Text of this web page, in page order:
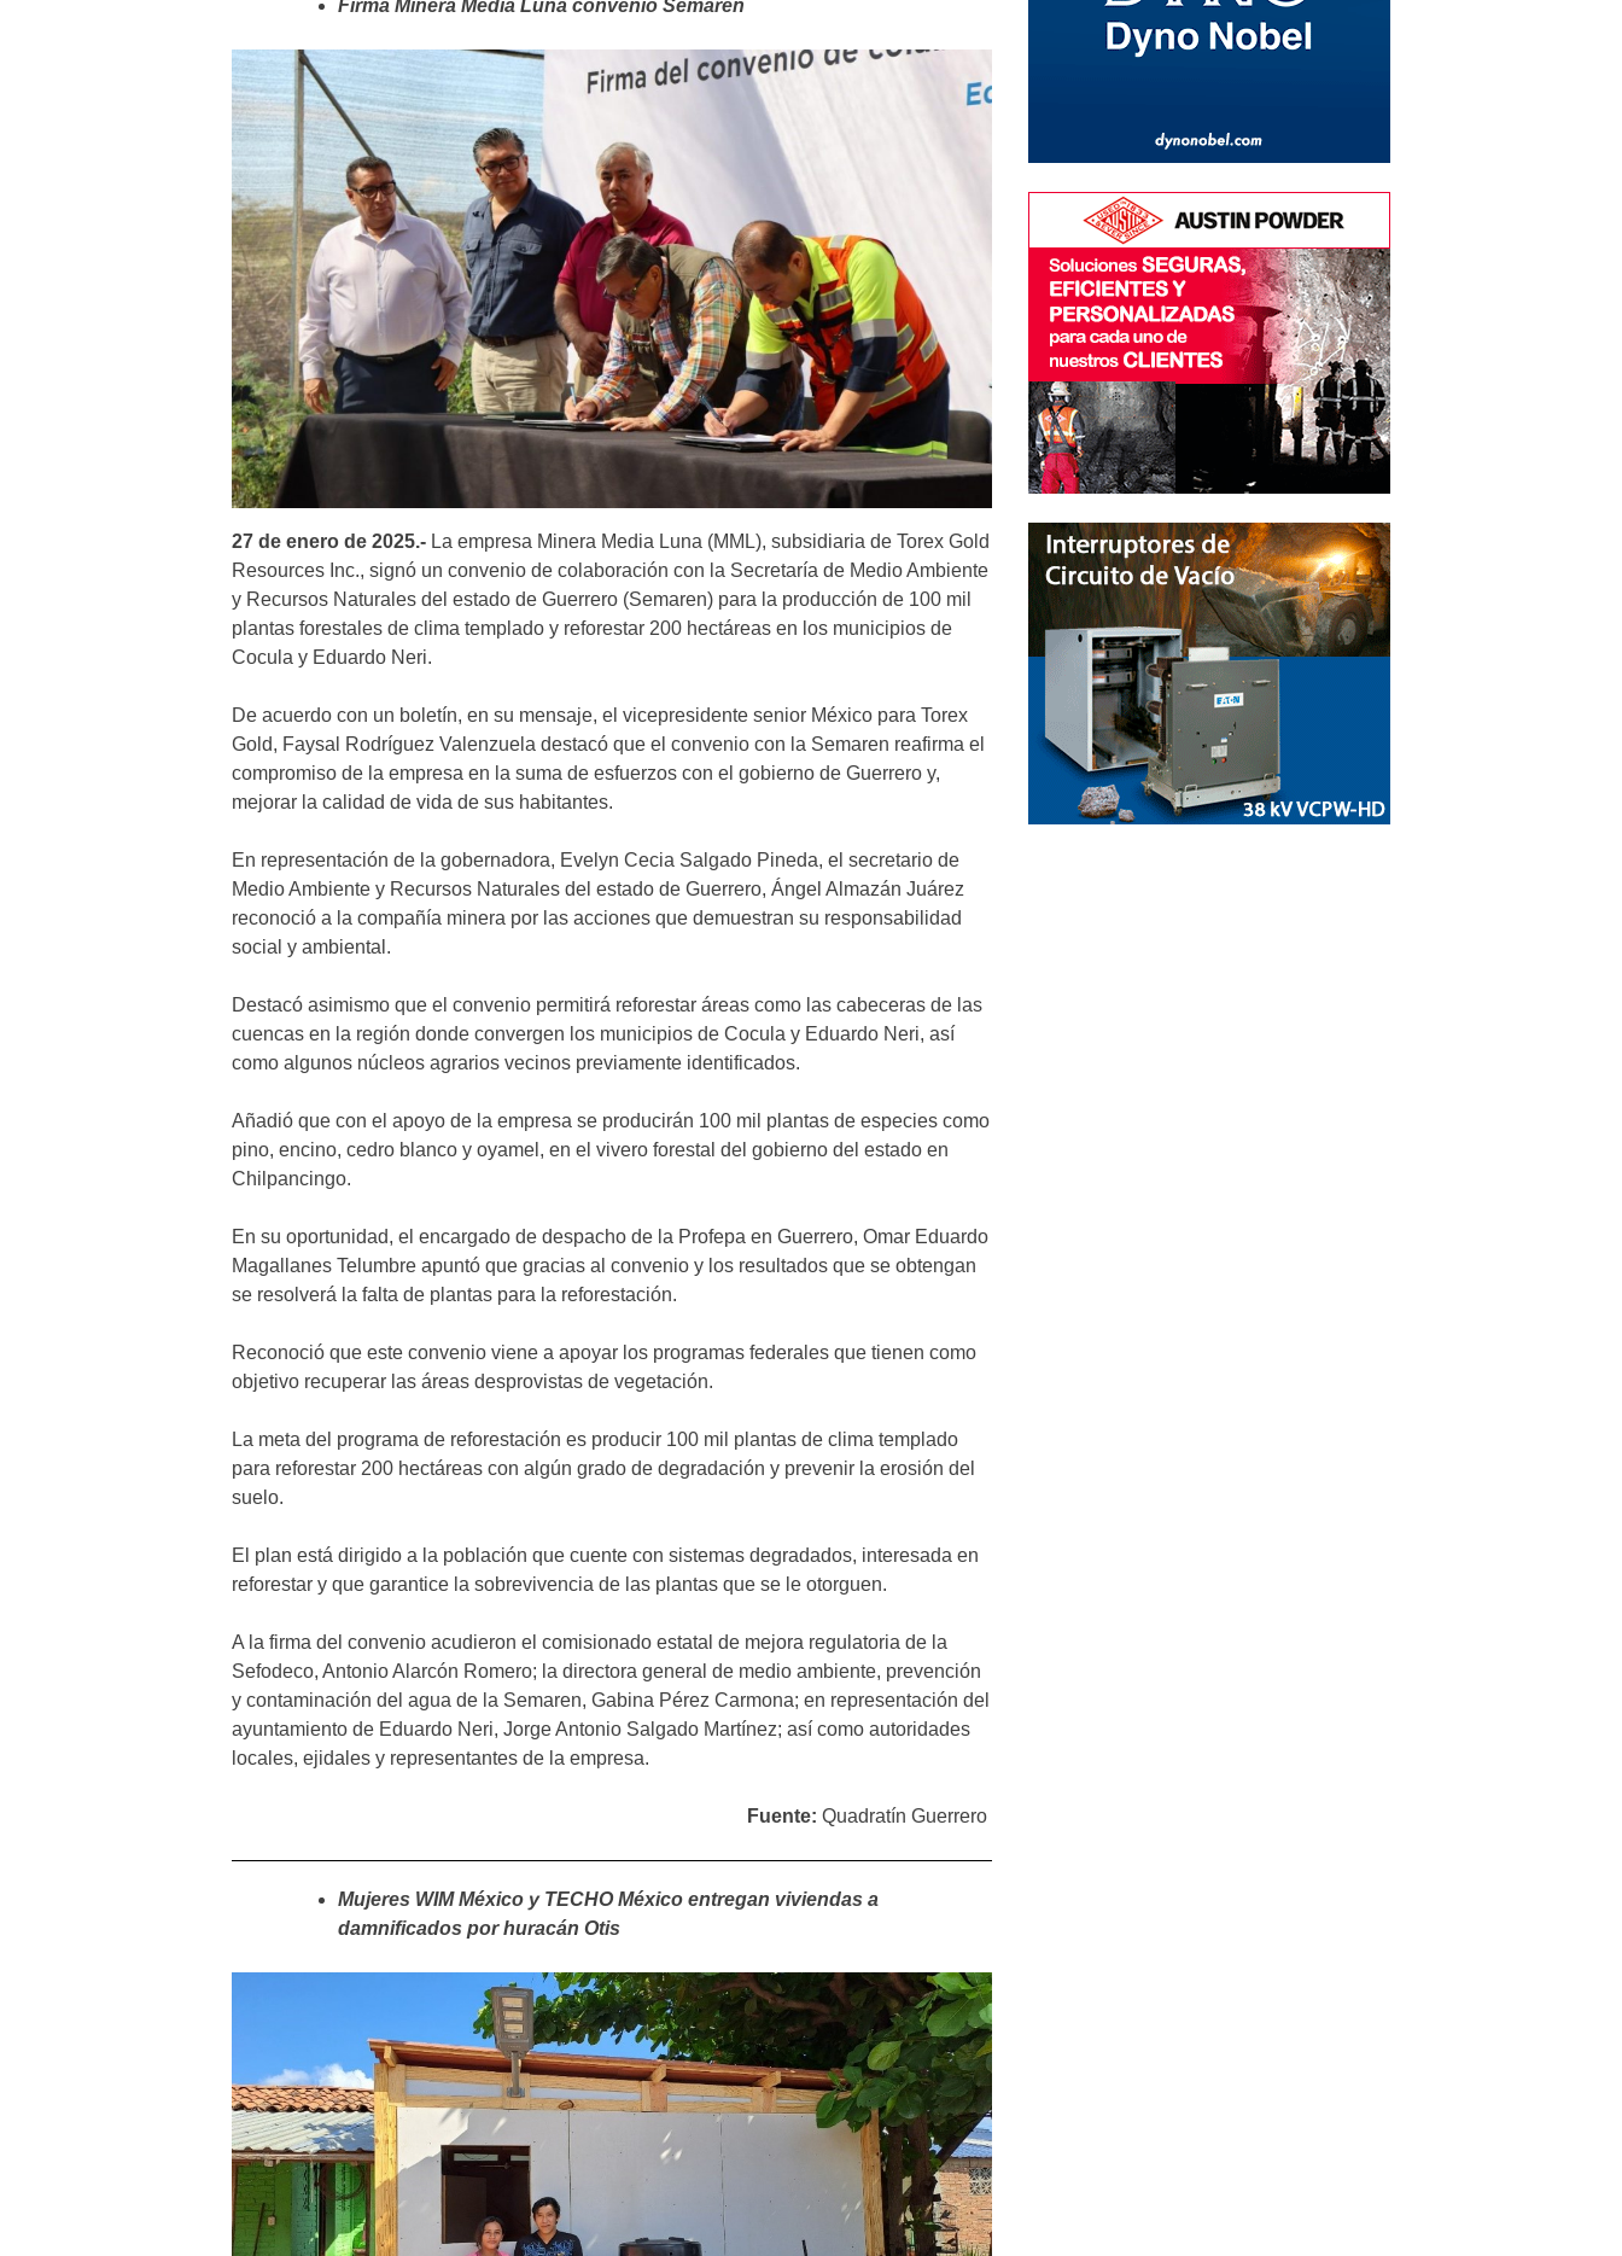
Firma Minera Media Luna convenio Semaren
27 de enero de 2025.- La empresa Minera Media Luna (MML), subsidiaria de Torex Gold
Resources Inc., signó un convenio de colaboración con la Secretaría de Medio Ambiente
y Recursos Naturales del estado de Guerrero (Semaren) para la producción de 100 mil
plantas forestales de clima templado y reforestar 200 hectáreas en los municipios de
Cocula y Eduardo Neri.
De acuerdo con un boletín, en su mensaje, el vicepresidente senior México para Torex
Gold, Faysal Rodríguez Valenzuela destacó que el convenio con la Semaren reafirma el
compromiso de la empresa en la suma de esfuerzos con el gobierno de Guerrero y,
mejorar la calidad de vida de sus habitantes.
En representación de la gobernadora, Evelyn Cecia Salgado Pineda, el secretario de
Medio Ambiente y Recursos Naturales del estado de Guerrero, Ángel Almazán Juárez
reconoció a la compañía minera por las acciones que demuestran su responsabilidad
social y ambiental.
Destacó asimismo que el convenio permitirá reforestar áreas como las cabeceras de las
cuencas en la región donde convergen los municipios de Cocula y Eduardo Neri, así
como algunos núcleos agrarios vecinos previamente identificados.
Añadió que con el apoyo de la empresa se producirán 100 mil plantas de especies como
pino, encino, cedro blanco y oyamel, en el vivero forestal del gobierno del estado en
Chilpancingo.
En su oportunidad, el encargado de despacho de la Profepa en Guerrero, Omar Eduardo
Magallanes Telumbre apuntó que gracias al convenio y los resultados que se obtengan
se resolverá la falta de plantas para la reforestación.
Reconoció que este convenio viene a apoyar los programas federales que tienen como
objetivo recuperar las áreas desprovistas de vegetación.
La meta del programa de reforestación es producir 100 mil plantas de clima templado
para reforestar 200 hectáreas con algún grado de degradación y prevenir la erosión del
suelo.
El plan está dirigido a la población que cuente con sistemas degradados, interesada en
reforestar y que garantice la sobrevivencia de las plantas que se le otorguen.
A la firma del convenio acudieron el comisionado estatal de mejora regulatoria de la
Sefodeco, Antonio Alarcón Romero; la directora general de medio ambiente, prevención
y contaminación del agua de la Semaren, Gabina Pérez Carmona; en representación del
ayuntamiento de Eduardo Neri, Jorge Antonio Salgado Martínez; así como autoridades
locales, ejidales y representantes de la empresa.
Fuente: Quadratín Guerrero
Mujeres WIM México y TECHO México entregan viviendas a
damnificados por huracán Otis